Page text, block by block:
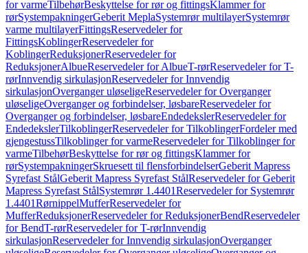
for varmeTilbehørBeskyttelse for rør og fittingsKlammer for
rørSystempakningerGeberit MeplaSystemrør multilayerSystemrør
varme multilayerFittingsReservedeler for
FittingsKoblingerReservedeler for
KoblingerReduksjonerReservedeler for
ReduksjonerAlbueReservedeler for AlbueT-rørReservedeler for T-
rørInnvendig sirkulasjonReservedeler for Innvendig
sirkulasjonOverganger uløseligeReservedeler for Overganger
uløseligeOverganger og forbindelser, løsbareReservedeler for
Overganger og forbindelser, løsbareEndedekslerReservedeler for
EndedekslerTilkoblingerReservedeler for TilkoblingerFordeler med
gjengestussTilkoblinger for varmeReservedeler for Tilkoblinger for
varmeTilbehørBeskyttelse for rør og fittingsKlammer for
rørSystempakningerSkruesett til flensforbindelserGeberit Mapress
Syrefast StålGeberit Mapress Syrefast StålReservedeler for Geberit
Mapress Syrefast StålSystemrør 1.4401Reservedeler for Systemrør
1.4401RørnippelMufferReservedeler for
MufferReduksjonerReservedeler for ReduksjonerBendReservedeler
for BendT-rørReservedeler for T-rørInnvendig
sirkulasjonReservedeler for Innvendig sirkulasjonOverganger